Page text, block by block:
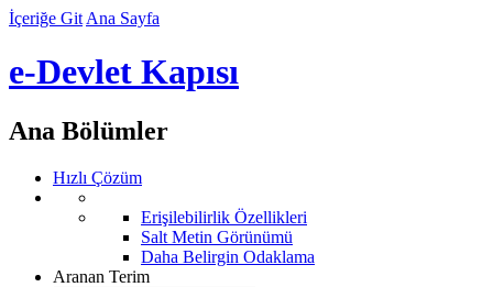
İçeriğe Git Ana Sayfa
e-Devlet Kapısı
Ana Bölümler
Hızlı Çözüm
Erişilebilirlik Özellikleri
Salt Metin Görünümü
Daha Belirgin Odaklama
Aranan Terim